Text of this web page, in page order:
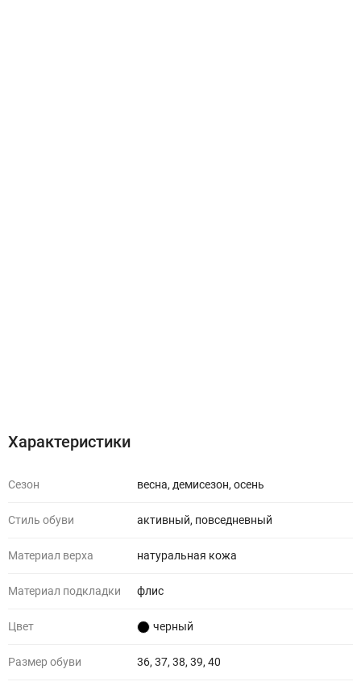
Характеристики
Сезон весна, демисезон, осень
Стиль обуви активный, повседневный
Материал верха натуральная кожа
Материал подкладки флис
Цвет черный
Размер обуви 36, 37, 38, 39, 40